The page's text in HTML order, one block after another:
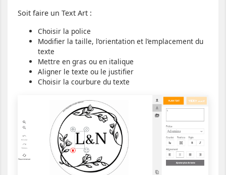
Soit faire un Text Art :
Choisir la police
Modifier la taille, l’orientation et l’emplacement du
texte
Mettre en gras ou en italique
Aligner le texte ou le justifier
Choisir la courbure du texte